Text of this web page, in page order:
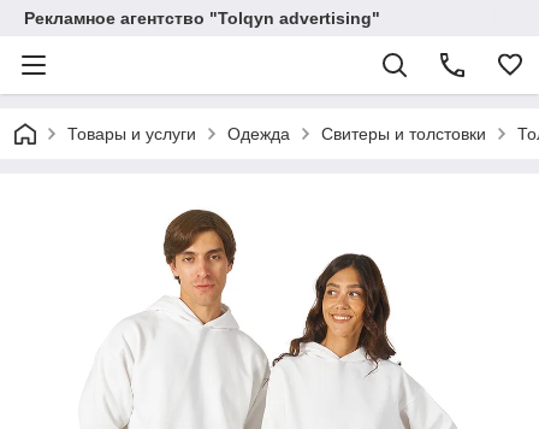
Рекламное агентство "Tolqyn advertising"
Товары и услуги Одежда Свитеры и толстовки